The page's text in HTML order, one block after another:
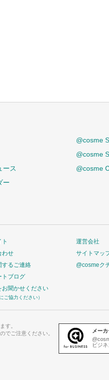
ース
ー
@cosme
@cosme
@cosme
わせ
するご連絡
トブログ
聞かせください
ご協力ください）
運営会社
サイトマッ
@cosmeク
す。
でご注意ください。
メー
ビジ